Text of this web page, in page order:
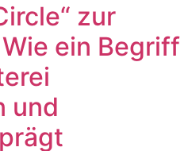
zur
ein Begriff
und